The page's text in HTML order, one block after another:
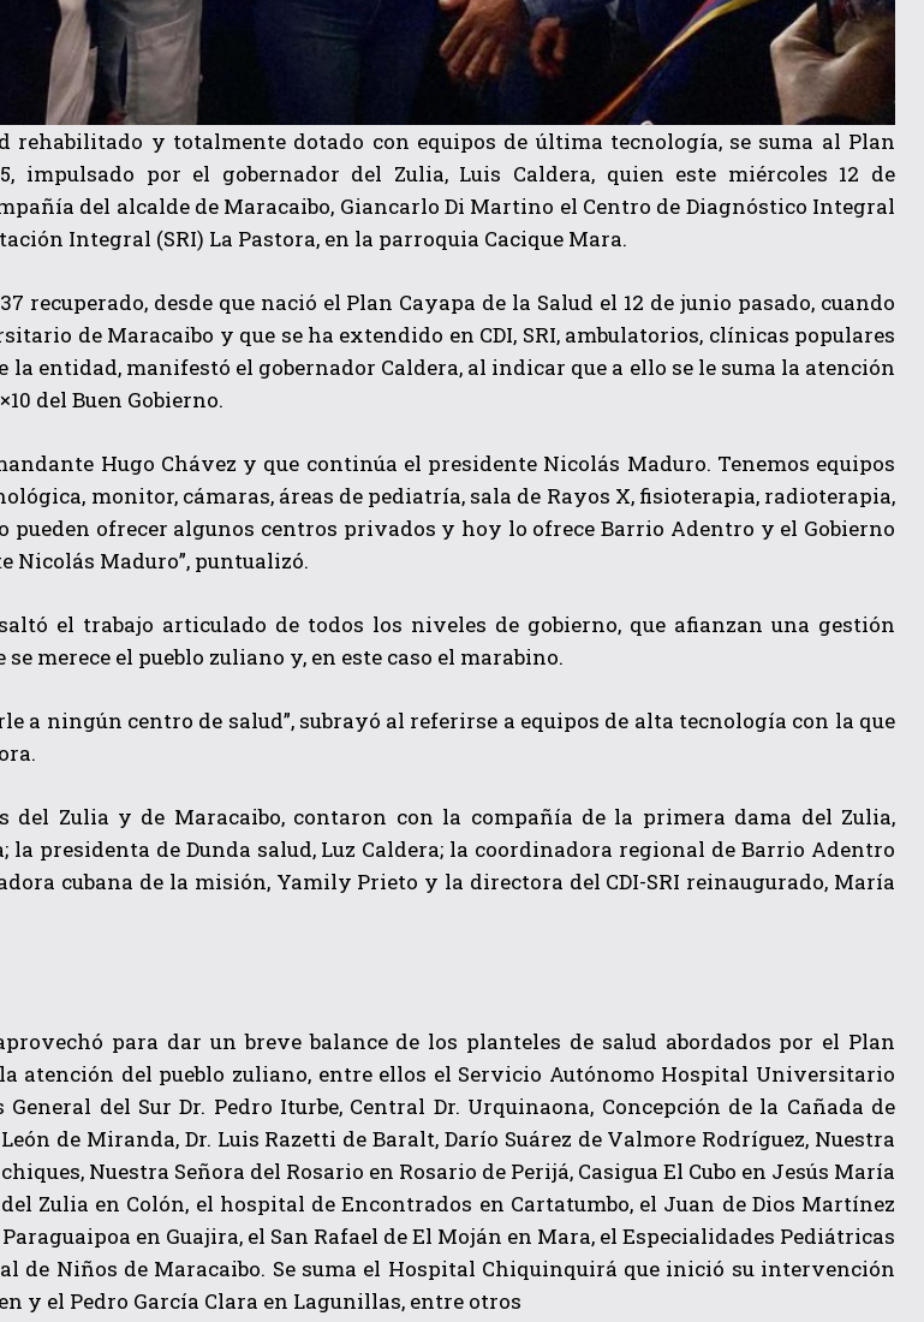
lasPolítica de privacidad.
rehabilitado y totalmente dotado con equipos de última tecnología, se suma al Plan
impulsado por el gobernador del Zulia, Luis Caldera, quien este miércoles 12 de
del alcalde de Maracaibo, Giancarlo Di Martino el Centro de Diagnóstico Integral
Integral (SRI) La Pastora, en la parroquia Cacique Mara.
recuperado, desde que nació el Plan Cayapa de la Salud el 12 de junio pasado, cuando
de Maracaibo y que se ha extendido en CDI, SRI, ambulatorios, clínicas populares
entidad, manifestó el gobernador Caldera, al indicar que a ello se le suma la atención
del Buen Gobierno.
Hugo Chávez y que continúa el presidente Nicolás Maduro. Tenemos equipos
monitor, cámaras, áreas de pediatría, sala de Rayos X, fisioterapia, radioterapia,
pueden ofrecer algunos centros privados y hoy lo ofrece Barrio Adentro y el Gobierno
Nicolás Maduro”, puntualizó.
el trabajo articulado de todos los niveles de gobierno, que afianzan una gestión
merece el pueblo zuliano y, en este caso el marabino.
a ningún centro de salud”, subrayó al referirse a equipos de alta tecnología con la que
del Zulia y de Maracaibo, contaron con la compañía de la primera dama del Zulia,
la presidenta de Dunda salud, Luz Caldera; la coordinadora regional de Barrio Adentro
cubana de la misión, Yamily Prieto y la directora del CDI-SRI reinaugurado, María
para dar un breve balance de los planteles de salud abordados por el Plan
atención del pueblo zuliano, entre ellos el Servicio Autónomo Hospital Universitario
del Sur Dr. Pedro Iturbe, Central Dr. Urquinaona, Concepción de la Cañada de
de Miranda, Dr. Luis Razetti de Baralt, Darío Suárez de Valmore Rodríguez, Nuestra
Nuestra Señora del Rosario en Rosario de Perijá, Casigua El Cubo en Jesús María
Zulia en Colón, el hospital de Encontrados en Cartatumbo, el Juan de Dios Martínez
en Guajira, el San Rafael de El Moján en Mara, el Especialidades Pediátricas
de Niños de Maracaibo. Se suma el Hospital Chiquinquirá que inició su intervención
y el Pedro García Clara en Lagunillas, entre otros